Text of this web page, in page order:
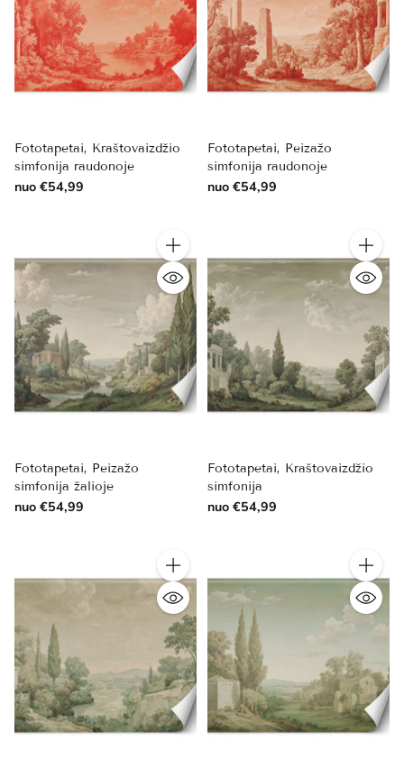
Fototapetai, Kraštovaizdžio
simfonija raudonoje
nuo €54,99
Fototapetai, Peizažo
simfonija raudonoje
nuo €54,99
Kiekis
Fototapetai, Peizažo
simfonija žalioje
nuo €54,99
Kiekis
Fototapetai, Kraštovaizdžio
simfonija
nuo €54,99
Kiekis Kiekis